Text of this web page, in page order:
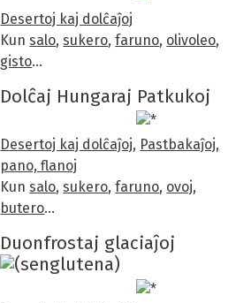
Desertoj kaj dolĉaĵoj
Kun salo, sukero,faruno, olivoleo,
gisto…
Dolĉaj Hungaraj Patkukoj
/5
Desertoj kaj dolĉaĵoj, Pastbakaĵoj,
pano, flanoj
Kun salo, sukero,faruno, ovoj,
butero…
Duonfrostaj glaciaĵoj